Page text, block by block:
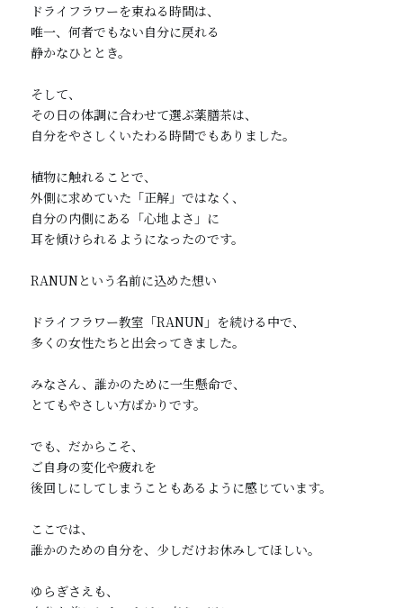
ドライフラワーを束ねる時間は、
唯一、何者でもない自分に戻れる
静かなひととき。
そして、
その日の体調に合わせて選ぶ薬膳茶は、
自分をやさしくいたわる時間でもありました。
植物に触れることで、
外側に求めていた「正解」ではなく、
自分の内側にある「心地よさ」に
耳を傾けられるようになったのです。
RANUNという名前に込めた想い
ドライフラワー教室「RANUN」を続ける中で、
多くの女性たちと出会ってきました。
みなさん、誰かのために一生懸命で、
とてもやさしい方ばかりです。
でも、だからこそ、
ご自身の変化や疲れを
後回しにしてしまうこともあるように感じています。
ここでは、
誰かのための自分を、少しだけお休みしてほしい。
ゆらぎさえも、